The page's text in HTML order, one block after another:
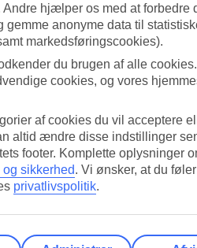
hjælper os med at forbedre
gemme anonyme data til
markedsføringscookies).
du brugen af alle
cookies, og vores
af cookies du vil acceptere
altid ændre disse indstillinger
footer. Komplette oplysninger
sikkerhed. Vi ønsker, at du
privatlivspolitik.